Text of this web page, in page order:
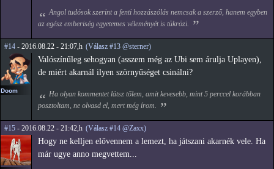
Angol tudósok szerint a fenti hozzászólás nemcsak a szerző, hanem egyben
az egész emberiség egyetemes véleményét is tükrözi.
#14 - 2016.08.22 - 21:07,h (Válasz #13 @sterner)
Doom
Valószínűleg sehogyan (asszem még az Ubi sem árulja Uplayen),
de miért akarnál ilyen szörnyűséget csinálni?
Ha olyan kommentet látsz tőlem, amit kevesebb, mint 5 perccel korábban
posztoltam, ne olvasd el, mert még írom.
#15 - 2016.08.22 - 21:42,h (Válasz #14 @Zaxx)
Hogy ne kelljen elővennem a lemezt, ha játszani akarnék vele. Ha
már ugye anno megvettem...